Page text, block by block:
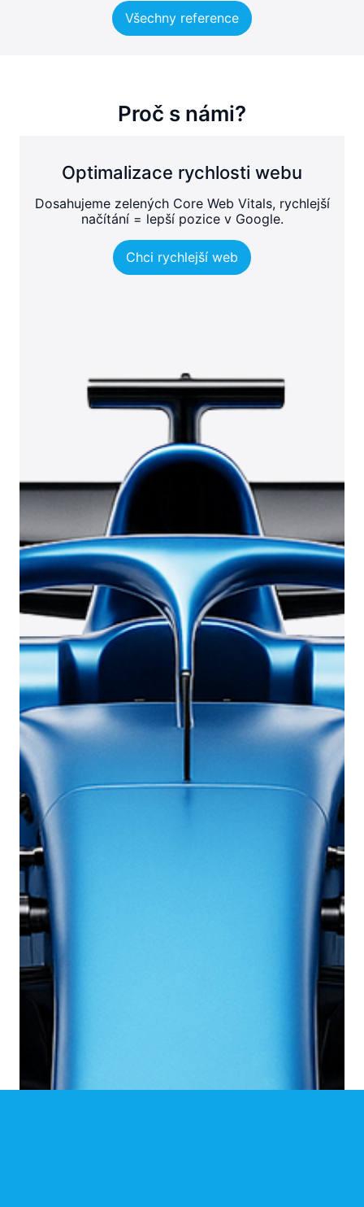
Všechny reference
Proč s námi?
Optimalizace rychlosti webu
Dosahujeme zelených Core Web Vitals, rychlejší
načítání = lepší pozice v Google.
Chci rychlejší web